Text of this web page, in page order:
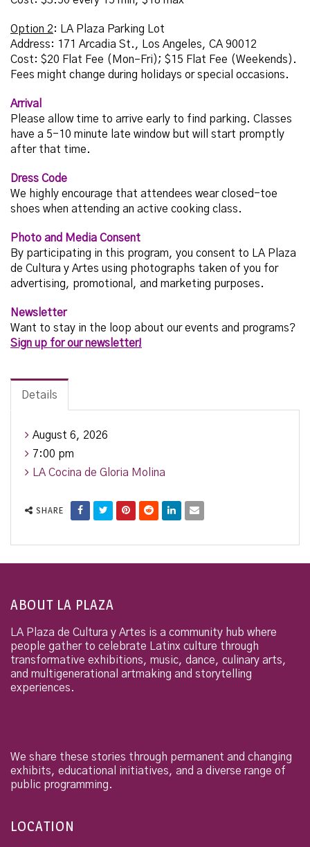
Option 2: LA Plaza Parking Lot
Address: 171 Arcadia St., Los Angeles, CA 90012
Cost: $20 Flat Fee (Mon–Fri); $15 Flat Fee (Weekends).
Fees might change during holidays or special occasions.
Arrival
Please allow time to arrive early to find parking. Classes
have a 5-10 minute late window but will start promptly
after that time.
Dress Code
We highly encourage that attendees wear closed-toe
shoes when attending an active cooking class.
Photo and Media Consent
By participating in this program, you consent to LA Plaza
de Cultura y Artes using photographs taken of you for
advertising, promotional, and marketing purposes.
Newsletter
Want to stay in the loop about our events and programs?
Sign up for our newsletter!
Details
August 6, 2026
7:00 pm
LA Cocina de Gloria Molina
SHARE
ABOUT LA PLAZA
LA Plaza de Cultura y Artes is a community hub where
people gather to celebrate Latinx culture through
transformative exhibitions, music, dance, culinary arts,
and multigenerational artmaking and storytelling
experiences.
We share these stories through permanent and changing
exhibits, educational initiatives, and a diverse range of
public programming.
LOCATION